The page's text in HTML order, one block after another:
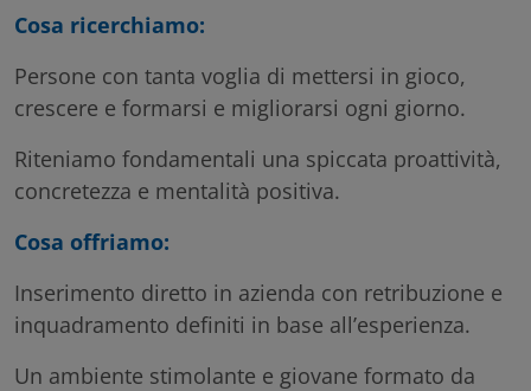
Cosa ricerchiamo:
Persone con tanta voglia di mettersi in gioco,
crescere e formarsi e migliorarsi ogni giorno.
Riteniamo fondamentali una spiccata proattività,
concretezza e mentalità positiva.
Cosa offriamo:
Inserimento diretto in azienda con retribuzione e
inquadramento definiti in base all’esperienza.
Un ambiente stimolante e giovane formato da